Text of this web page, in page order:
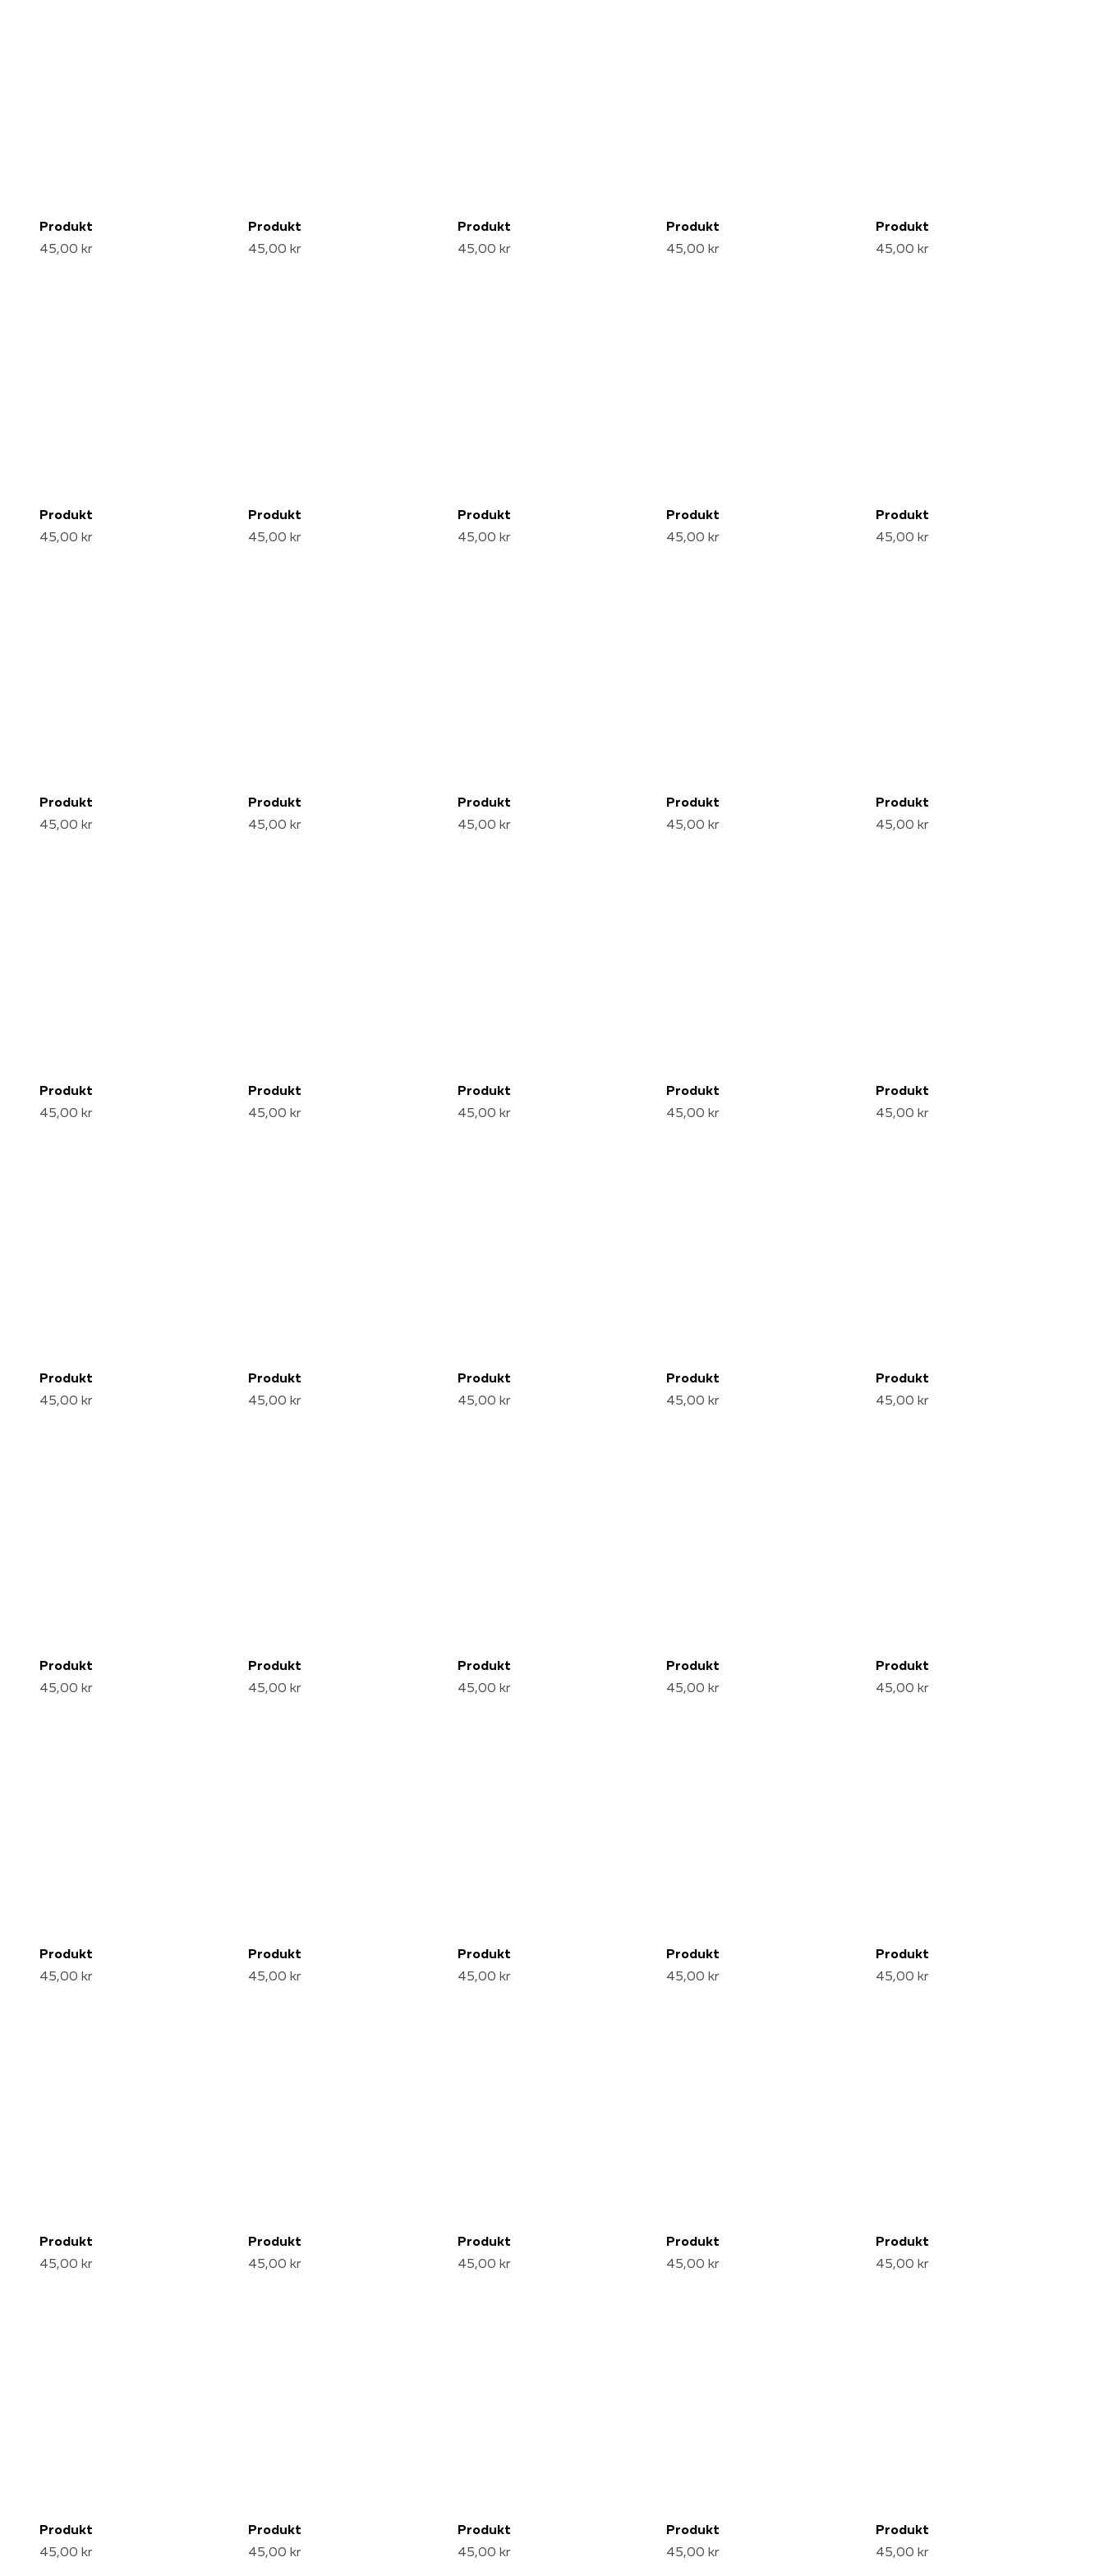
Produkt
45,00 kr
Produkt
45,00 kr
Produkt
45,00 kr
Produkt
45,00 kr
Produkt
45,00 kr
Produkt
45,00 kr
Produkt
45,00 kr
Produkt
45,00 kr
Produkt
45,00 kr
Produkt
45,00 kr
Produkt
45,00 kr
Produkt
45,00 kr
Produkt
45,00 kr
Produkt
45,00 kr
Produkt
45,00 kr
Produkt
45,00 kr
Produkt
45,00 kr
Produkt
45,00 kr
Produkt
45,00 kr
Produkt
45,00 kr
Produkt
45,00 kr
Produkt
45,00 kr
Produkt
45,00 kr
Produkt
45,00 kr
Produkt
45,00 kr
Produkt
45,00 kr
Produkt
45,00 kr
Produkt
45,00 kr
Produkt
45,00 kr
Produkt
45,00 kr
Produkt
45,00 kr
Produkt
45,00 kr
Produkt
45,00 kr
Produkt
45,00 kr
Produkt
45,00 kr
Produkt
45,00 kr
Produkt
45,00 kr
Produkt
45,00 kr
Produkt
45,00 kr
Produkt
45,00 kr
Produkt
45,00 kr
Produkt
45,00 kr
Produkt
45,00 kr
Produkt
45,00 kr
Produkt
45,00 kr